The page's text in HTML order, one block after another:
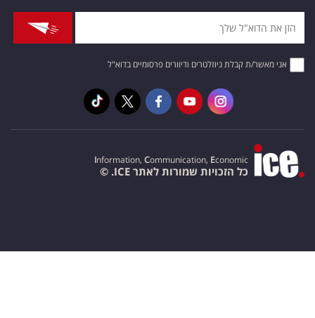
אני מאשר/ת קבלת ניוזלטרים ודיוורים פרסומיים בדוא"ל
Information, Communication, Economic
כל הזכויות שמורות לאתר ICE. ©